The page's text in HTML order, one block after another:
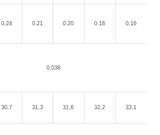
0,24 0,21 0,20 0,18 0,16
0,038
30,7 31,3 31,6 32,2 33,1